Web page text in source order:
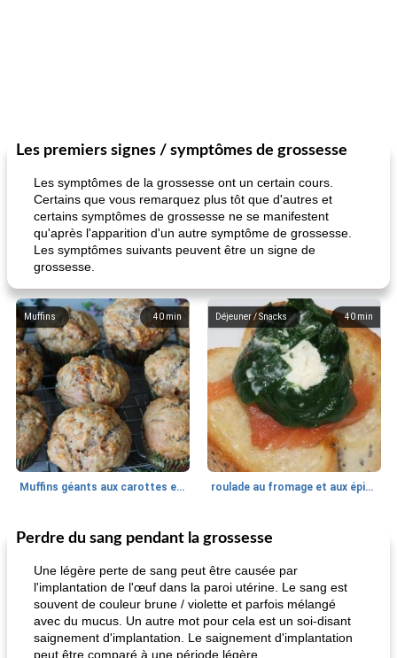
Les premiers signes / symptômes de grossesse
Les symptômes de la grossesse ont un certain cours.
Certains que vous remarquez plus tôt que d'autres et
certains symptômes de grossesse ne se manifestent
qu'après l'apparition d'un autre symptôme de grossesse.
Les symptômes suivants peuvent être un signe de
grossesse.
40 min
Muffins
Muffins géants aux carottes et à la banane de Nif
40 min
Déjeuner / Snacks
roulade au fromage et aux épinards
30min
Marques de confiance: recettes et
Viande et volaille
Perdre du sang pendant la grossesse
Une légère perte de sang peut être causée par
l'implantation de l'œuf dans la paroi utérine. Le sang est
souvent de couleur brune / violette et parfois mélangé
avec du mucus. Un autre mot pour cela est un soi-disant
saignement d'implantation. Le saignement d'implantation
peut être comparé à une période légère.